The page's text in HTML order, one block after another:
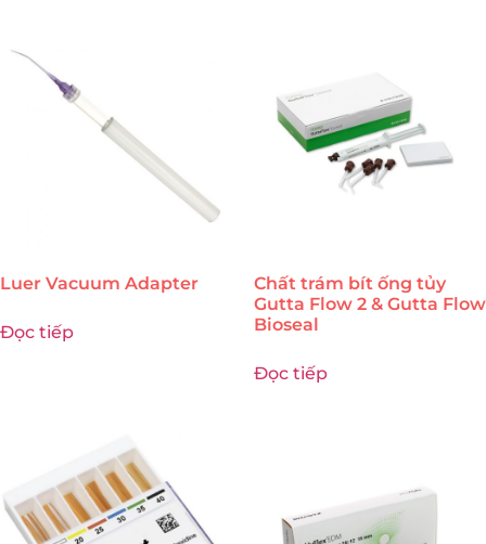
Luer Vacuum Adapter
Đọc tiếp
Chất trám bít ống tủy
Gutta Flow 2 & Gutta Flow
Bioseal
Đọc tiếp